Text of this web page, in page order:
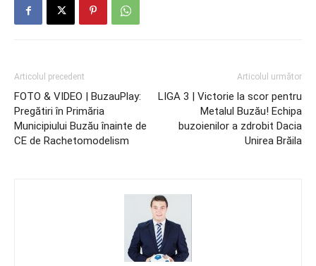
Articolul precedent
FOTO & VIDEO | BuzauPlay:
Pregătiri în Primăria
Municipiului Buzău înainte de
CE de Rachetomodelism
Articolul următor
LIGA 3 | Victorie la scor pentru
Metalul Buzău! Echipa
buzoienilor a zdrobit Dacia
Unirea Brăila